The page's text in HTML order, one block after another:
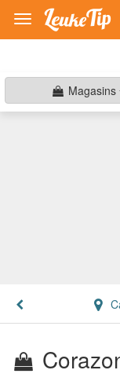
Toggle
navigation
Magasins